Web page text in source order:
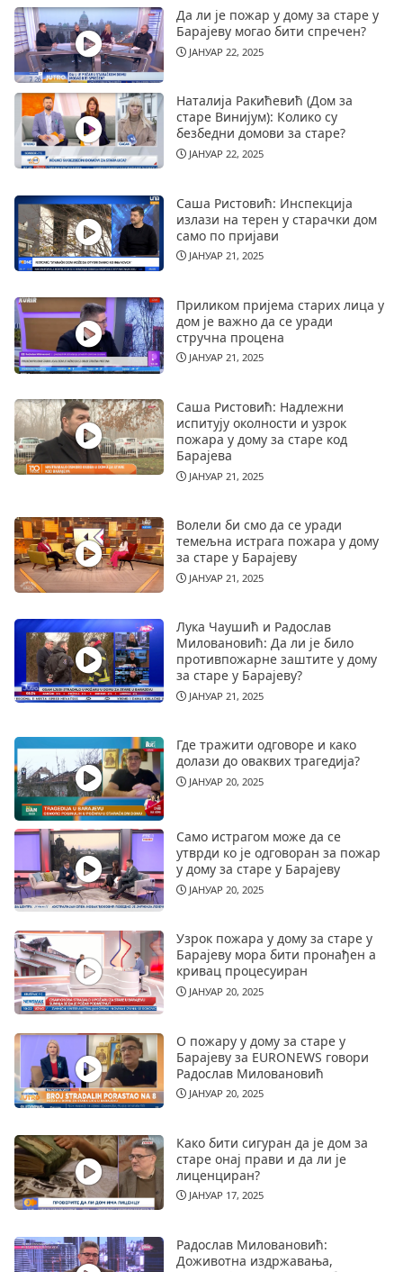
Да ли је пожар у дому за старе у
Барајеву могао бити спречен?
ЈАНУАР 22, 2025
Наталија Ракићевић (Дом за
старе Винијум): Колико су
безбедни домови за старе?
ЈАНУАР 22, 2025
Саша Ристовић: Инспекција
излази на терен у старачки дом
само по пријави
ЈАНУАР 21, 2025
Приликом пријема старих лица у
дом је важно да се уради
стручна процена
ЈАНУАР 21, 2025
Саша Ристовић: Надлежни
испитују околности и узрок
пожара у дому за старе код
Барајева
ЈАНУАР 21, 2025
Волели би смо да се уради
темељна истрага пожара у дому
за старе у Барајеву
ЈАНУАР 21, 2025
Лука Чаушић и Радослав
Миловановић: Да ли је било
противпожарне заштите у дому
за старе у Барајеву?
ЈАНУАР 21, 2025
Где тражити одговоре и како
долази до оваквих трагедија?
ЈАНУАР 20, 2025
Само истрагом може да се
утврди ко је одговоран за пожар
у дому за старе у Барајеву
ЈАНУАР 20, 2025
Узрок пожара у дому за старе у
Барајеву мора бити пронађен а
кривац процесуиран
ЈАНУАР 20, 2025
О пожару у дому за старе у
Барајеву за EURONEWS говори
Радослав Миловановић
ЈАНУАР 20, 2025
Како бити сигуран да је дом за
старе онај прави и да ли је
лиценциран?
ЈАНУАР 17, 2025
Радослав Миловановић:
Доживотна издржавања,